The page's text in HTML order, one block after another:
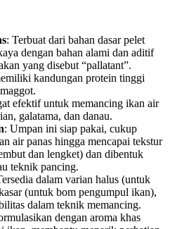
: Terbuat dari bahan dasar pelet
dengan bahan alami dan aditif
yang disebut “pallatant”.
kandungan protein tinggi
efektif untuk memancing ikan air
galatama, dan danau.
: Umpan ini siap pakai, cukup
air panas hingga mencapai tekstur
dan lengket) dan dibentuk
teknik pancing.
dalam varian halus (untuk
(untuk bom pengumpul ikan),
dalam teknik memancing.
dengan aroma khas